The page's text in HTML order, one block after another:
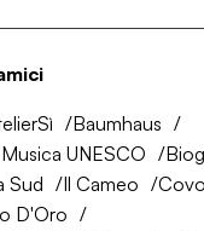
Baumhaus
UNESCO
Sud Il Cameo
D'Oro